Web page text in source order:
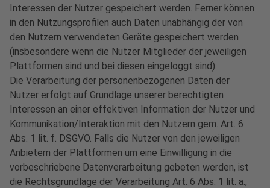
Interessen der Nutzer gespeichert werden. Ferner können
in den Nutzungsprofilen auch Daten unabhängig der von
den Nutzern verwendeten Geräte gespeichert werden
(insbesondere wenn die Nutzer Mitglieder der jeweiligen
Plattformen sind und bei diesen eingeloggt sind).
Die Verarbeitung der personenbezogenen Daten der
Nutzer erfolgt auf Grundlage unserer berechtigten
Interessen an einer effektiven Information der Nutzer und
Kommunikation/Interaktion mit den Nutzern gem. Art. 6
Abs. 1 lit. f. DSGVO. Falls die Nutzer von den jeweiligen
Anbietern der Plattformen um eine Einwilligung in die
vorbeschriebene Datenverarbeitung gebeten werden, ist
die Rechtsgrundlage der Verarbeitung Art. 6 Abs. 1 lit. a.,